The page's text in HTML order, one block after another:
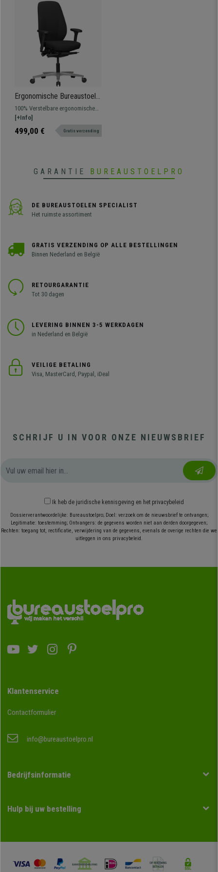
Ergonomische Bureaustoel
SARK BASIS, Volledig
Verstelbaar, Geschikt voor 8
Kleur Zwart
100% Verstelbare ergonomische
stoel. Hoge rugleuning met een
bijzonder comfortabele vulling en
bekleed met kwaliteitsstof.
[+Info]
499,00 € Gratis verzending
GARANTIE BUREAUSTOELPRO
DE BUREAUSTOELEN SPECIALIST
Het ruimste assortiment
GRATIS VERZENDING OP ALLE BESTELLINGEN
Binnen Nederland en België
RETOURGARANTIE
Tot 30 dagen
LEVERING BINNEN 3-5 WERKDAGEN
in Nederland en België
VEILIGE BETALING
Visa, MasterCard, Paypal, iDeal
SCHRIJF U IN VOOR ONZE NIEUWSBRIEF
Ik heb de juridische kennisgeving en het privacybeleid
Dossierverantwoordelijke: Bureaustoelpro; Doel: verzoek om de nieuwsbrief te ontvangen;
Legitimatie: toestemming; Ontvangers: de gegevens worden niet aan derden doorgegeven;
Rechten: toegang tot, rectificatie, verwijdering van de gegevens, evenals de overige rechten die we
uitleggen in ons privacybeleid.
Klantenservice
Contactformulier
info@bureaustoelpro.nl
Bedrijfsinformatie
Hulp bij uw bestelling